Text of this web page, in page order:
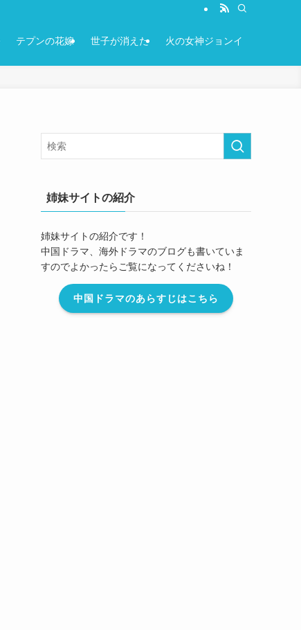
テプンの花嫁 世子が消えた 火の女神ジョンイ
姉妹サイトの紹介
姉妹サイトの紹介です！
中国ドラマ、海外ドラマのブログも書いていま
すのでよかったらご覧になってくださいね！
中国ドラマのあらすじはこちら